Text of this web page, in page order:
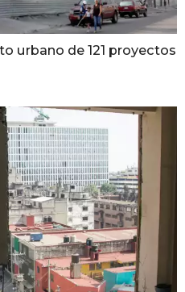
urbano de 121 proyectos